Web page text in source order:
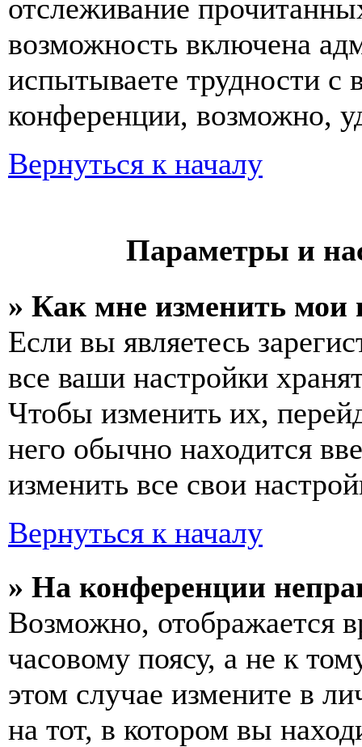
отслеживание
возможность включена
испытываете трудности с
конференции, возможно,
Вернуться к началу
Параметры и
» Как мне изменить мои
Если вы являетесь
все ваши настройки
Чтобы изменить их,
него обычно находится
изменить все свои
Вернуться к началу
» На конференции
Возможно, отображается
часовому поясу, а не к
этом случае измените в
на тот, в котором вы